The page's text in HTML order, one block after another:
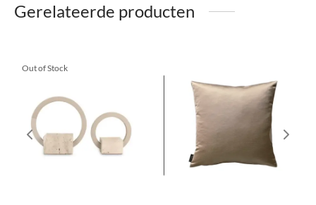
Gerelateerde producten
Out of Stock